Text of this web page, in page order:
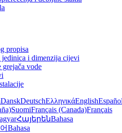
propisa
i dimenzija cijevi
vode
DanskDeutschΕλληνικάEnglish
SuomiFrançais (Canada)Français
ՀայերենBahasa
Bahasa